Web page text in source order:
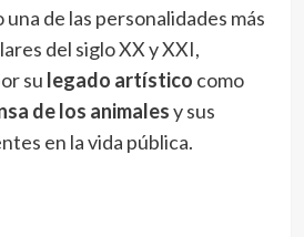
de las personalidades más
del siglo XX y XXI,
su legado artístico como
de los animalesy sus
en la vida pública.